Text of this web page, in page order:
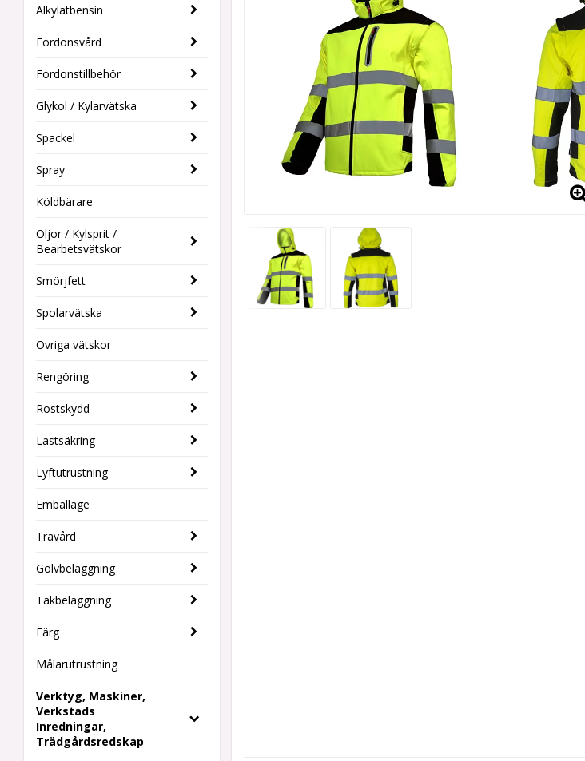
Alkylatbensin
Fordonsvård
Fordonstillbehör
Glykol / Kylarvätska
Spackel
Spray
Köldbärare
Oljor / Kylsprit /
Bearbetsvätskor
Smörjfett
Spolarvätska
Övriga vätskor
Rengöring
Rostskydd
Lastsäkring
Lyftutrustning
Emballage
Trävård
Golvbeläggning
Takbeläggning
Färg
Målarutrustning
Verktyg, Maskiner,
Verkstads
Inredningar,
Trädgårdsredskap